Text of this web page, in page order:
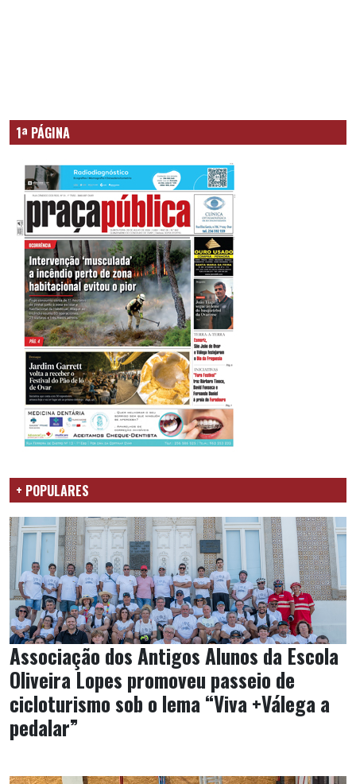
1ª PÁGINA
+ POPULARES
Associação dos Antigos Alunos da Escola
Oliveira Lopes promoveu passeio de
cicloturismo sob o lema “Viva +Válega a
pedalar”